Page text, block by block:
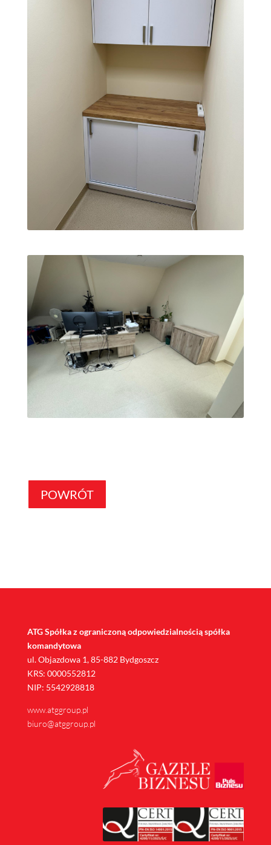
POWRÓT
ATG Spółka z ograniczoną odpowiedzialnością spółka
komandytowa
ul. Objazdowa 1, 85-882 Bydgoszcz
KRS: 0000552812
NIP: 5542928818
www.atggroup.pl
biuro@atggroup.pl